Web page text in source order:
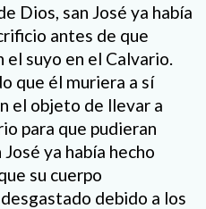
Dios, san José ya había
antes de que
suyo en el Calvario.
que él muriera a sí
el objeto de llevar a
para que pudieran
ya había hecho
su cuerpo
debido a los